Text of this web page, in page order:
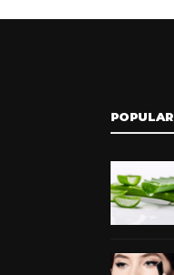
POPULAR